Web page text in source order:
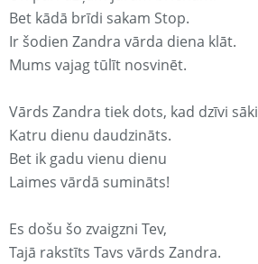
Bet kādā brīdi sakam Stop.
Ir šodien Zandra vārda diena klāt.
Mums vajag tūlīt nosvinēt.
Vārds Zandra tiek dots, kad dzīvi sāki
Katru dienu daudzināts.
Bet ik gadu vienu dienu
Laimes vārdā sumināts!
Es došu šo zvaigzni Tev,
Tajā rakstīts Tavs vārds Zandra.